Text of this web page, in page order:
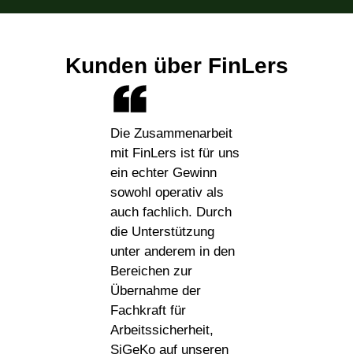
Kunden über FinLers
Die Zusammenarbeit
mit FinLers ist für uns
ein echter Gewinn
sowohl operativ als
auch fachlich. Durch
die Unterstützung
unter anderem in den
Bereichen zur
Übernahme der
Fachkraft für
Arbeitssicherheit,
SiGeKo auf unseren